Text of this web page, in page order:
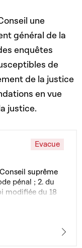
une
général de la
enquêtes
de
de la justice
en vue
justice.
Evacue
suprême
pénal ; 2. du
modifiée du 18
de cassation
l'ordre